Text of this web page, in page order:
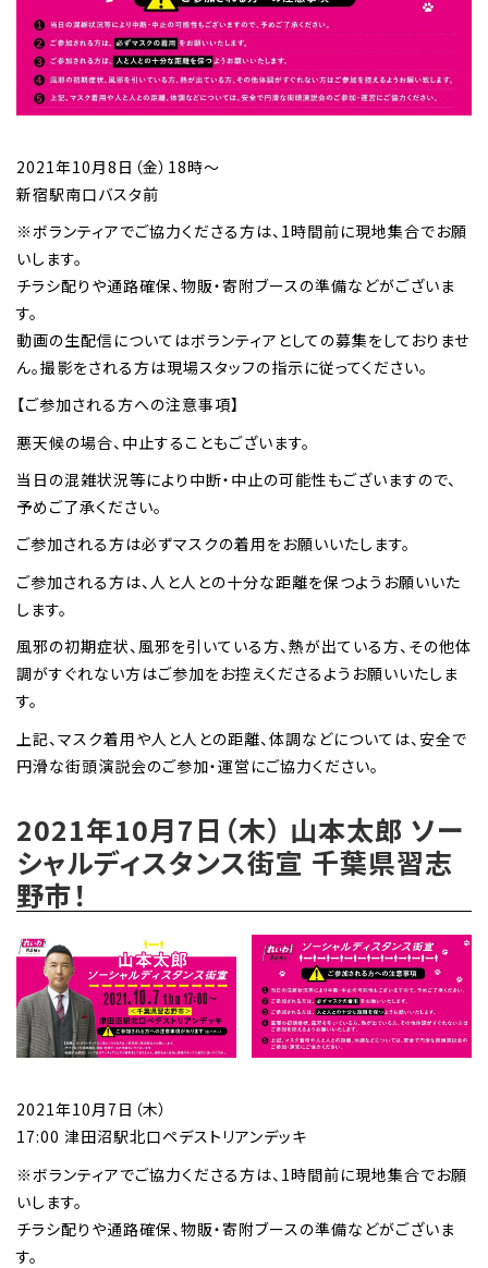
2021年10月8日（金）18時～
新宿駅南口バスタ前
※ボランティアでご協力くださる方は、1時間前に現地集合でお願
いします。
チラシ配りや通路確保、物販・寄附ブースの準備などがございま
す。
動画の生配信についてはボランティアとしての募集をしておりませ
ん。撮影をされる方は現場スタッフの指示に従ってください。
【ご参加される方への注意事項】
悪天候の場合、中止することもございます。
当日の混雑状況等により中断・中止の可能性もございますので、
予めご了承ください。
ご参加される方は必ずマスクの着用をお願いいたします。
ご参加される方は、人と人との十分な距離を保つようお願いいた
します。
風邪の初期症状、風邪を引いている方、熱が出ている方、その他体
調がすぐれない方はご参加をお控えくださるようお願いいたしま
す。
上記、マスク着用や人と人との距離、体調などについては、安全で
円滑な街頭演説会のご参加・運営にご協力ください。
2021年10月7日（木） 山本太郎 ソー
シャルディスタンス街宣 千葉県習志
野市！
2021年10月7日（木）
17:00 津田沼駅北口ペデストリアンデッキ
※ボランティアでご協力くださる方は、1時間前に現地集合でお願
いします。
チラシ配りや通路確保、物販・寄附ブースの準備などがございま
す。